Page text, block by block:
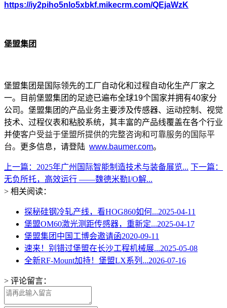
https://iy2piho5nlo5xbkf.mikecrm.com/QEjaWzK
堡盟集团
堡盟集团是国际领先的工厂自动化和过程自动化生产厂家之
一。目前堡盟集团的足迹已遍布全球19个国家并拥有40家分
公司。堡盟集团的产品业务主要涉及传感器、运动控制、视觉
技术、过程仪表和粘胶系统，其丰富的产品线覆盖在各个行业
并使客户受益于堡盟所提供的完整咨询和可靠服务的国际平
台。
更多信息，请登陆 www.baumer.com。
上一篇：2025年广州国际智能制造技术与装备展览... 下一篇：
无负所托，高效运行 ——魏德米勒I/O解...
> 相关阅读：
探秘硅钢冷轧产线，看HOG860如何...2025-04-11
堡盟OM60激光测距传感器，重新定...2025-04-17
堡盟集团中国工博会邀请函2020-09-11
速来！别错过堡盟在长沙工程机械展...2025-05-08
全新RF-Mount加持！堡盟LX系列...2026-07-16
> 评论留言：